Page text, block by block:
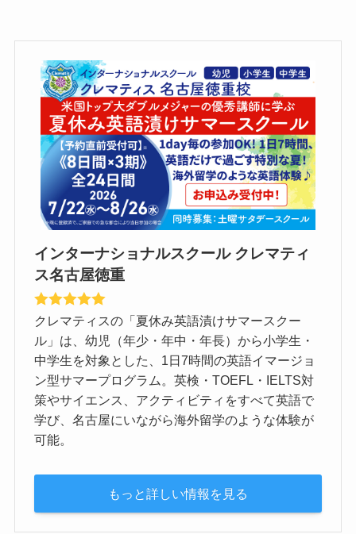
インターナショナルスクール クレマティ
ス名古屋徳重
クレマティスの「夏休み英語漬けサマースクー
ル」は、幼児（年少・年中・年長）から小学生・
中学生を対象とした、1日7時間の英語イマージョ
ン型サマープログラム。英検・TOEFL・IELTS対
策やサイエンス、アクティビティをすべて英語で
学び、名古屋にいながら海外留学のような体験が
可能。
もっと詳しい情報を見る